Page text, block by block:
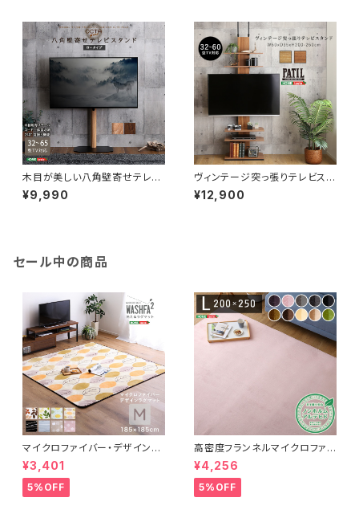
木目が美しい八角壁寄せテレビ
スタンド ロータイプ OTGT
¥9,990
ヴィンテージ突っ張りテレビスタ
ンド PPWAT
¥12,900
セール中の商品
マイクロファイバー・デザインラ
グマットMサイズ（185×185cm）
洗えるラグマット 【WASHFA2】
FRG-D2-M
¥3,401
5%OFF
高密度フランネルマイクロファイ
バー・ラグマットLサイズ（200×2
50cm）洗えるラグマット｜ナル
トレア
¥4,256
5%OFF